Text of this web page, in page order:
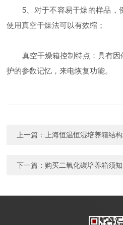
5、对于不容易干燥的样品，
使用真空干燥法可以有效缩；
真空干燥箱控制特点：具有因
护的参数记忆，来电恢复功能。
上一篇： 上海恒温恒湿培养箱结
下一篇： 购买二氧化碳培养箱须知